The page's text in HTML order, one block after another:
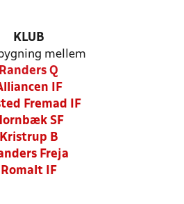
KLUB
mellem
Randers Q
IF
Fremad IF
SF
Kristrup B
Freja
Romalt IF